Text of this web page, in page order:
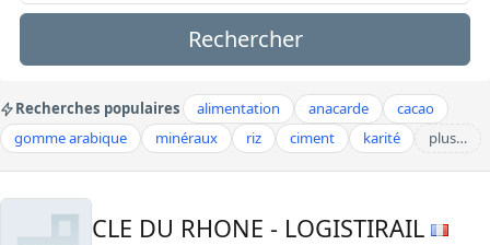
Rechercher
Recherches populaires alimentation anacarde
cacao
gomme arabique
minéraux riz ciment karité plus…
CLE DU RHONE - LOGISTIRAIL